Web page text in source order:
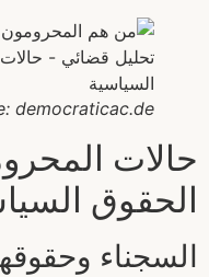
democraticac.de
حالات
الحقوق
السجناء